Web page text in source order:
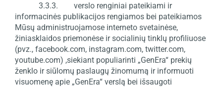
3.3.3. verslo renginiai pateikiami ir
informacinės publikacijos rengiamos bei pateikiamos
Mūsų administruojamose interneto svetainėse,
žiniasklaidos priemonėse ir socialinių tinklų profiliuose
(pvz., facebook.com, instagram.com, twitter.com,
youtube.com) ,siekiant populiarinti „GenEra“ prekių
ženklo ir siūlomų paslaugų žinomumą ir informuoti
visuomenę apie „GenEra“ verslą bei išsaugoti